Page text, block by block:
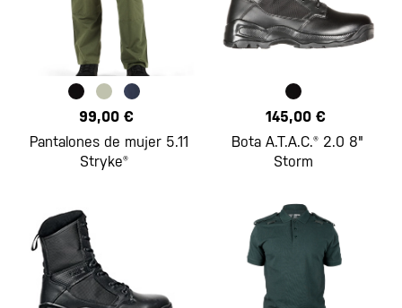
99,00 €
Pantalones de mujer 5.11
Stryke®
145,00 €
Bota A.T.A.C.® 2.0 8"
Storm